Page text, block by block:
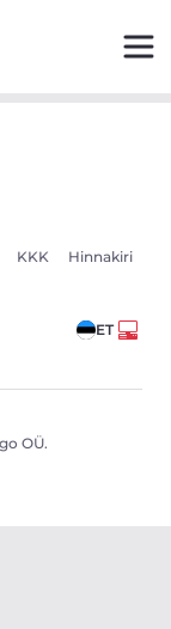
KKK Hinnakiri
ET
OÜ.